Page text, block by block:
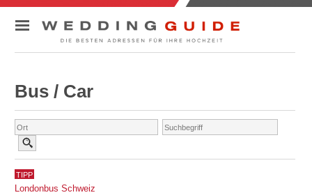
RATGEBER
KONTAKT
Bus / Car
TIPP
Londonbus Schweiz